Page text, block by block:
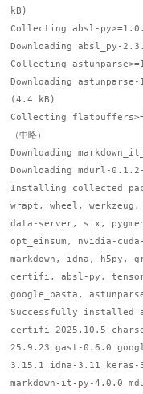
kB)
Collecting absl-
Downloading absl_py-
Collecting
Downloading
(4.4 kB)
Collecting
（中略）
Downloading
Downloading mdurl-
Installing collected
wrapt, wheel,
data-server, six,
opt_einsum, nvidia-
markdown, idna, h5py,
certifi, absl-py,
google_pasta,
Successfully installed
certifi-2025.10.5
25.9.23 gast-0.6.0
3.15.1 idna-3.11 keras-
markdown-it-py-4.0.0